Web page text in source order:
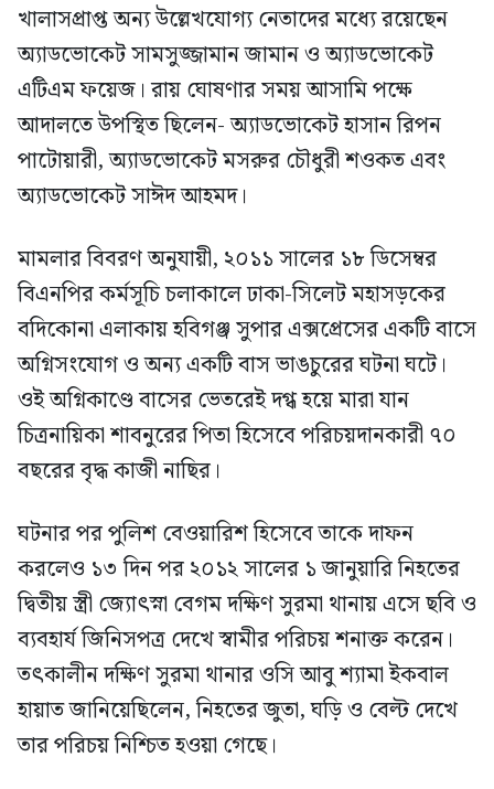
খালাসপ্রাপ্ত অন্য উল্লেখযোগ্য নেতাদের মধ্যে রয়েছেন
অ্যাডভোকেট সামসুজ্জামান জামান ও অ্যাডভোকেট
এটিএম ফয়েজ। রায় ঘোষণার সময় আসামি পক্ষে
আদালতে উপস্থিত ছিলেন- অ্যাডভোকেট হাসান রিপন
পাটোয়ারী, অ্যাডভোকেট মসরুর চৌধুরী শওকত এবং
অ্যাডভোকেট সাঈদ আহমদ।
মামলার বিবরণ অনুযায়ী, ২০১১ সালের ১৮ ডিসেম্বর
বিএনপির কর্মসূচি চলাকালে ঢাকা-সিলেট মহাসড়কের
বদিকোনা এলাকায় হবিগঞ্জ সুপার এক্সপ্রেসের একটি বাসে
অগ্নিসংযোগ ও অন্য একটি বাস ভাঙচুরের ঘটনা ঘটে।
ওই অগ্নিকাণ্ডে বাসের ভেতরেই দগ্ধ হয়ে মারা যান
চিত্রনায়িকা শাবনুরের পিতা হিসেবে পরিচয়দানকারী ৭০
বছরের বৃদ্ধ কাজী নাছির।
ঘটনার পর পুলিশ বেওয়ারিশ হিসেবে তাকে দাফন
করলেও ১৩ দিন পর ২০১২ সালের ১ জানুয়ারি নিহতের
দ্বিতীয় স্ত্রী জ্যোৎস্না বেগম দক্ষিণ সুরমা থানায় এসে ছবি ও
ব্যবহার্য জিনিসপত্র দেখে স্বামীর পরিচয় শনাক্ত করেন।
তৎকালীন দক্ষিণ সুরমা থানার ওসি আবু শ্যামা ইকবাল
হায়াত জানিয়েছিলেন, নিহতের জুতা, ঘড়ি ও বেল্ট দেখে
তার পরিচয় নিশ্চিত হওয়া গেছে।